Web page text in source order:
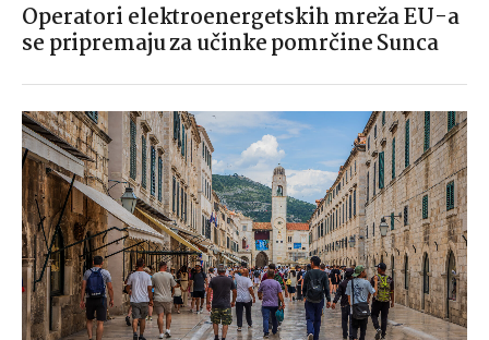
Operatori elektroenergetskih mreža EU-a
se pripremaju za učinke pomrčine Sunca